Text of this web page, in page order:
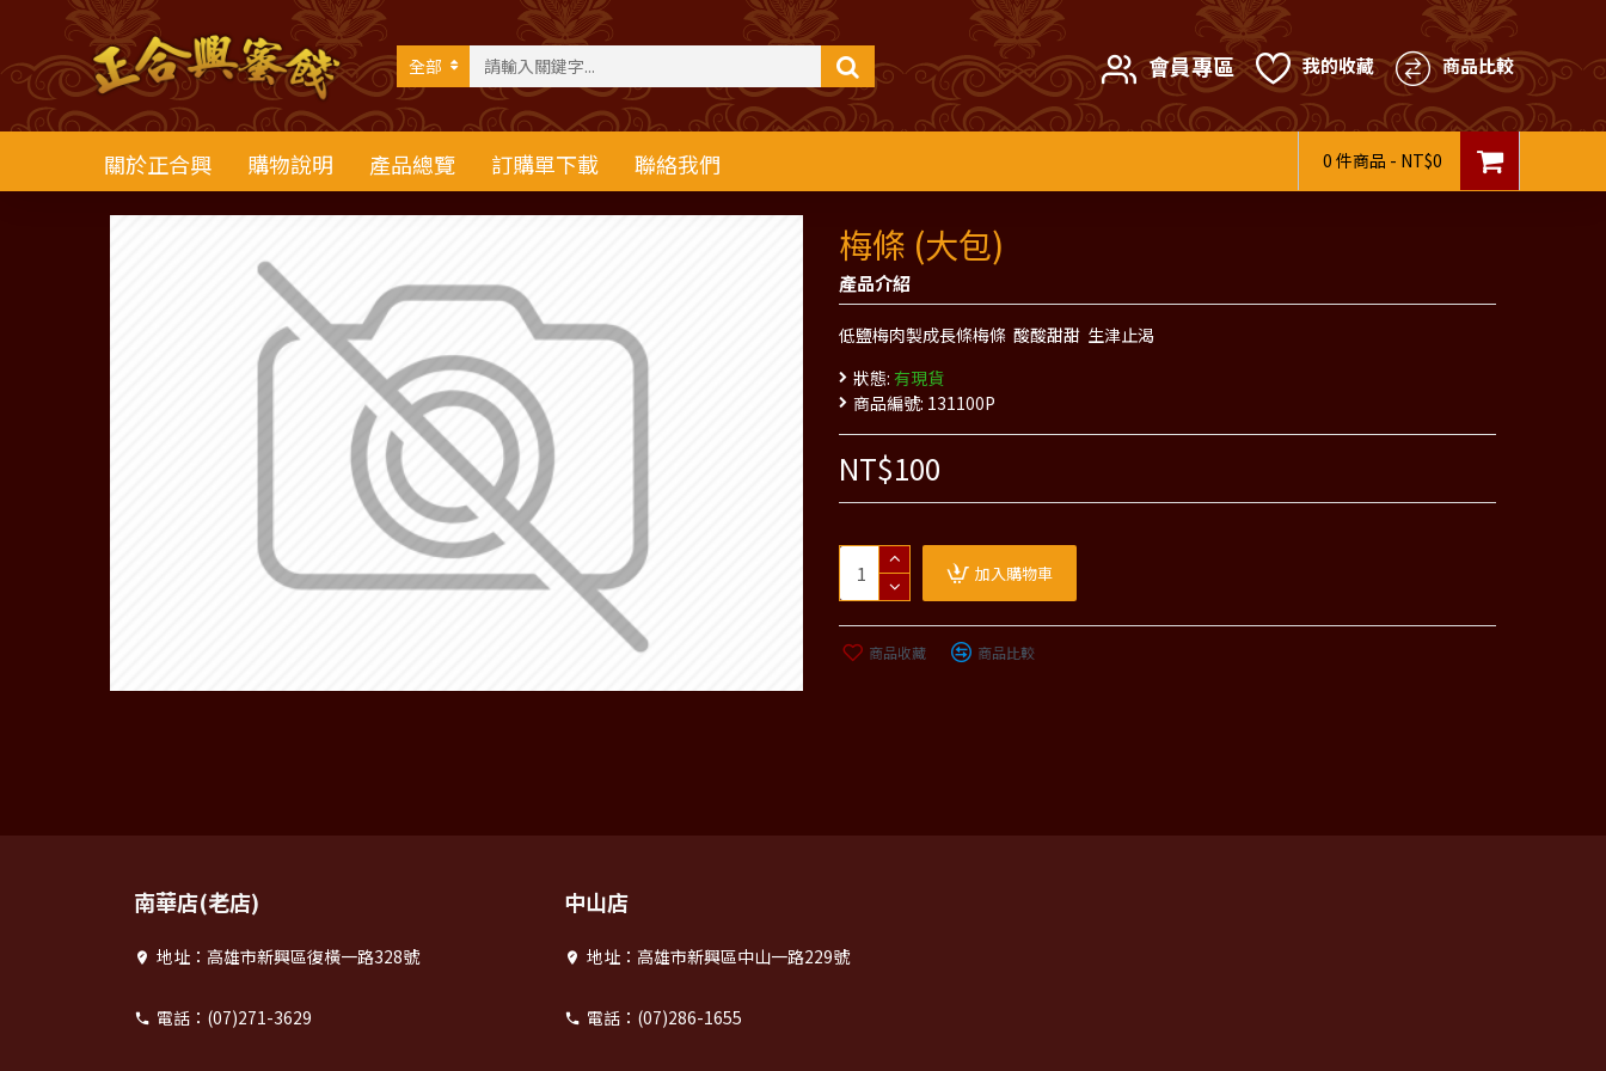
全部 會員專區 我的收藏 商品比較
關於正合興 購物說明 產品總覽 訂購單下載 聯絡我們 0 件商品 - NT$0
梅條 (大包)
產品介紹
低鹽梅肉製成長條梅條 酸酸甜甜 生津止渴
狀態: 有現貨
商品編號: 131100P
NT$100
加入購物車
商品收藏 商品比較
南華店(老店)
地址：高雄市新興區復橫一路328號
電話：(07)271-3629
中山店
地址：高雄市新興區中山一路229號
電話：(07)286-1655